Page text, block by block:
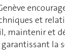
et
maintenir et
la